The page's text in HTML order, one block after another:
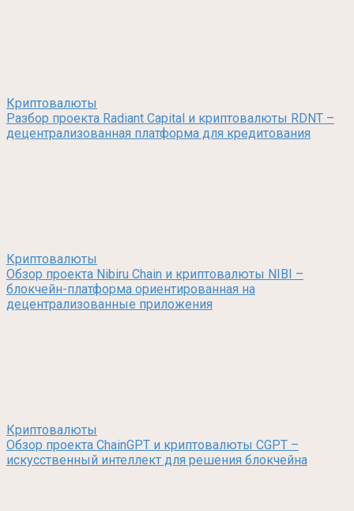
Криптовалюты
Разбор проекта Radiant Capital и криптовалюты RDNT –
децентрализованная платформа для кредитования
Криптовалюты
Обзор проекта Nibiru Chain и криптовалюты NIBI –
блокчейн-платформа ориентированная на
децентрализованные приложения
Криптовалюты
Обзор проекта ChainGPT и криптовалюты CGPT –
искусственный интеллект для решения блокчейна